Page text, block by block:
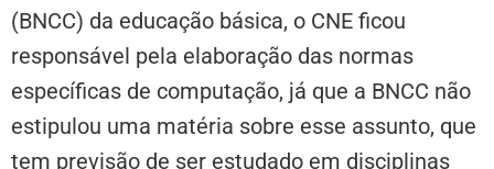
(BNCC) da educação básica, o CNE ficou
responsável pela elaboração das normas
específicas de computação, já que a BNCC não
estipulou uma matéria sobre esse assunto, que
tem previsão de ser estudado em disciplinas